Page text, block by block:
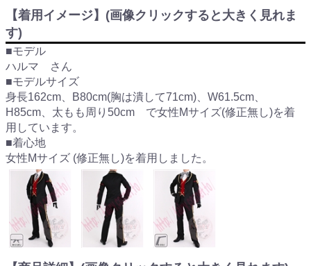
【着用イメージ】(画像クリックすると大きく見れま
す)
■モデル
ハルマ さん
■モデルサイズ
身長162cm、B80cm(胸は潰して71cm)、W61.5cm、
H85cm、太もも周り50cm で女性Mサイズ(修正無し)を着
用しています。
■着心地
女性Mサイズ (修正無し)を着用しました。